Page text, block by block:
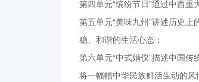
第四单元“缤纷节日”通过中西
第五单元“美味九州”讲述历史
稳、和谐的生活心态；
第六单元“中式婚仪”描述中国
将一幅幅中华民族鲜活生动的风